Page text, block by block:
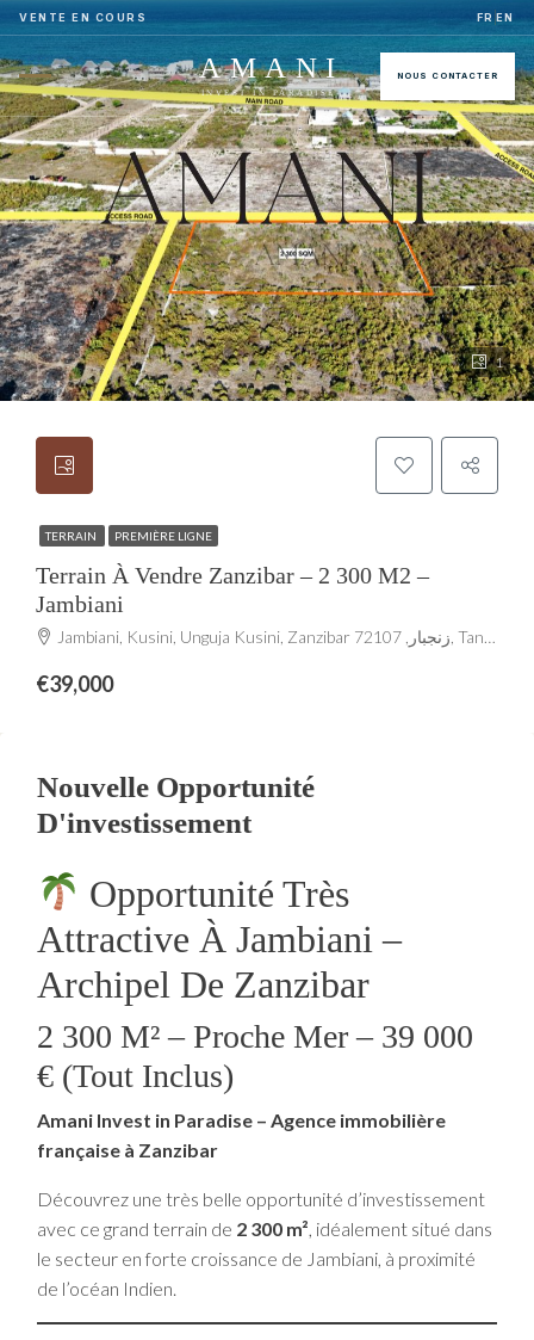
1
TERRAIN PREMIÈRE LIGNE
Terrain À Vendre Zanzibar – 2 300 M2 –
Jambiani
Jambiani, Kusini, Unguja Kusini, Zanzibar زنجبار, 72107, Tanzania
€39,000
Nouvelle Opportunité
D'investissement
Opportunité Très
Attractive À Jambiani –
Archipel De Zanzibar
2 300 M² – Proche Mer – 39 000
€ (tout Inclus)
Amani Invest in Paradise – Agence immobilière
française à Zanzibar
Découvrez une très belle opportunité d’investissement
avec ce grand terrain de 2 300 m², idéalement situé dans
le secteur en forte croissance de Jambiani, à proximité
de l’océan Indien.
VENTE EN COURS FR EN
AMANI
INVEST IN PARADISE
NOUS CONTACTER